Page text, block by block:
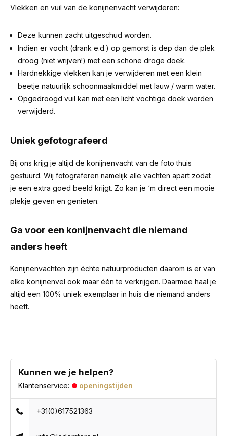
Vlekken en vuil van de konijnenvacht verwijderen:
Deze kunnen zacht uitgeschud worden.
Indien er vocht (drank e.d.) op gemorst is dep dan de plek
droog (niet wrijven!) met een schone droge doek.
Hardnekkige vlekken kan je verwijderen met een klein
beetje natuurlijk schoonmaakmiddel met lauw / warm water.
Opgedroogd vuil kan met een licht vochtige doek worden
verwijderd.
Uniek gefotografeerd
Bij ons krijg je altijd de konijnenvacht van de foto thuis
gestuurd. Wij fotograferen namelijk alle vachten apart zodat
je een extra goed beeld krijgt. Zo kan je ‘m direct een mooie
plekje geven en genieten.
Ga voor een konijnenvacht die niemand
anders heeft
Konijnenvachten zijn échte natuurproducten daarom is er van
elke konijnenvel ook maar één te verkrijgen. Daarmee haal je
altijd een 100% uniek exemplaar in huis die niemand anders
heeft.
Kunnen we je helpen?
Klantenservice: openingstijden
+31(0)617521363